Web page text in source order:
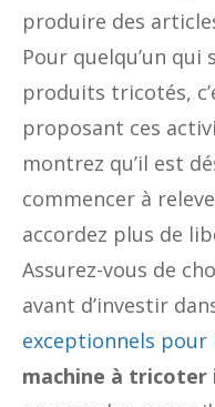
produire des
Pour quelqu’un qui
produits tricotés,
proposant ces
montrez qu’il est
commencer à
accordez plus de
Assurez-vous de
avant d’investir
exceptionnels pour
machine à tricoter